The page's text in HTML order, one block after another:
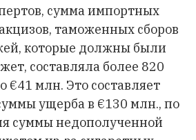
сумма импортных
таможенных сборов
которые должны были
составляла более 820
€41 млн. Это составляет
ущерба в €130 млн., по
суммы недополученной